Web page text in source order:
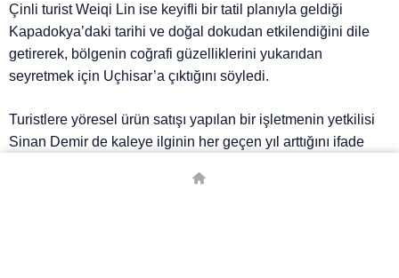
Çinli turist Weiqi Lin ise keyifli bir tatil planıyla geldiği
Kapadokya’daki tarihi ve doğal dokudan etkilendiğini dile
getirerek, bölgenin coğrafi güzelliklerini yukarıdan
seyretmek için Uçhisar’a çıktığını söyledi.
Turistlere yöresel ürün satışı yapılan bir işletmenin yetkilisi
Sinan Demir de kaleye ilginin her geçen yıl arttığını ifade
ve tam bir seyir noktasıdır. Güneşin doğuşu da batışı da